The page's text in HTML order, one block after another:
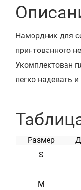
Намордник для
принтованного
Укомплектован
легко надевать
собак и
Размер
S
M